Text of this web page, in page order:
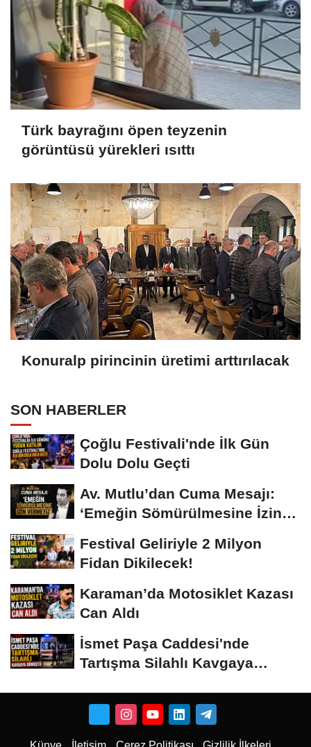
Türk bayrağını öpen teyzenin
görüntüsü yürekleri ısıttı
Konuralp pirincinin üretimi arttırılacak
SON HABERLER
Çoğlu Festivali'nde İlk Gün
Dolu Dolu Geçti
Av. Mutlu’dan Cuma Mesajı:
‘Emeğin Sömürülmesine İzin
Festival Geliriyle 2 Milyon
Fidan Dikilecek!
Karaman’da Motosiklet Kazası
Can Aldı
İsmet Paşa Caddesi'nde
Tartışma Silahlı Kavgaya